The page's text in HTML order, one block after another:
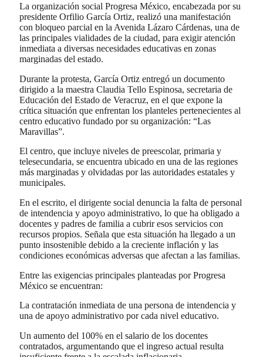
La organización social Progresa México, encabezada por su
presidente Orfilio García Ortiz, realizó una manifestación
con bloqueo parcial en la Avenida Lázaro Cárdenas, una de
las principales vialidades de la ciudad, para exigir atención
inmediata a diversas necesidades educativas en zonas
marginadas del estado.
Durante la protesta, García Ortiz entregó un documento
dirigido a la maestra Claudia Tello Espinosa, secretaria de
Educación del Estado de Veracruz, en el que expone la
crítica situación que enfrentan los planteles pertenecientes al
centro educativo fundado por su organización: “Las
Maravillas”.
El centro, que incluye niveles de preescolar, primaria y
telesecundaria, se encuentra ubicado en una de las regiones
más marginadas y olvidadas por las autoridades estatales y
municipales.
En el escrito, el dirigente social denuncia la falta de personal
de intendencia y apoyo administrativo, lo que ha obligado a
docentes y padres de familia a cubrir esos servicios con
recursos propios. Señala que esta situación ha llegado a un
punto insostenible debido a la creciente inflación y las
condiciones económicas adversas que afectan a las familias.
Entre las exigencias principales planteadas por Progresa
México se encuentran:
La contratación inmediata de una persona de intendencia y
una de apoyo administrativo por cada nivel educativo.
Un aumento del 100% en el salario de los docentes
contratados, argumentando que el ingreso actual resulta